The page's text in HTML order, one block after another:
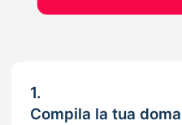
1.
Compila la tua